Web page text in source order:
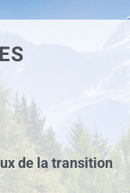
de la transition